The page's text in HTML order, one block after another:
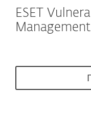
ESET
Management